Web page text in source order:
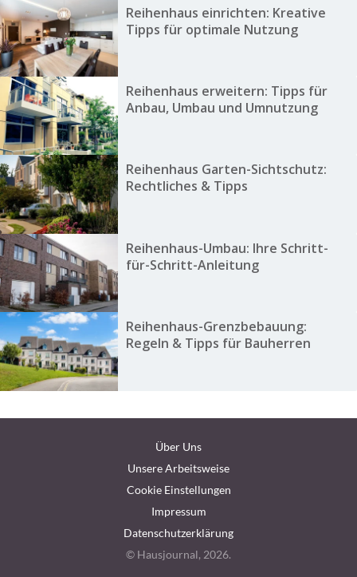
Reihenhaus einrichten: Kreative
Tipps für optimale Nutzung
Reihenhaus erweitern: Tipps für
Anbau, Umbau und Umnutzung
Reihenhaus Garten-Sichtschutz:
Rechtliches & Tipps
Reihenhaus-Umbau: Ihre Schritt-
für-Schritt-Anleitung
Reihenhaus-Grenzbebauung:
Regeln & Tipps für Bauherren
Über Uns
Unsere Arbeitsweise
Cookie Einstellungen
Impressum
Datenschutzerklärung
© Hausjournal, 2026.